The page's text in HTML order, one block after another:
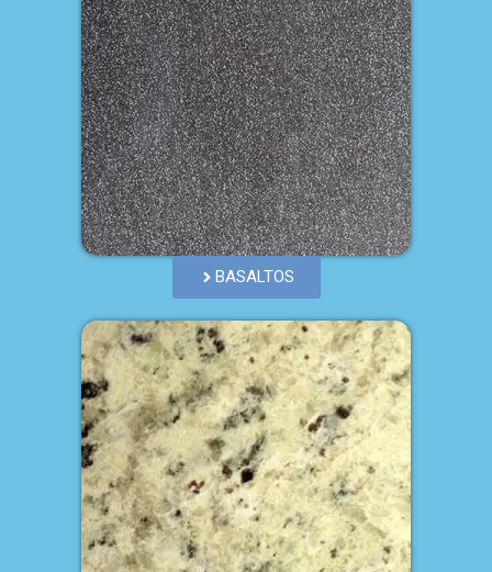
BASALTOS